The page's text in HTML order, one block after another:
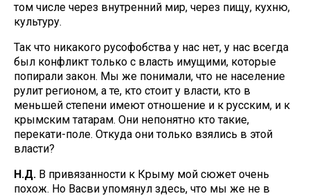
том числе через внутренний мир, через пищу, кухню,
культуру.
Так что никакого русофобства у нас нет, у нас всегда
был конфликт только с власть имущими, которые
попирали закон. Мы же понимали, что не население
рулит регионом, а те, кто стоит у власти, кто в
меньшей степени имеют отношение и к русским, и к
крымским татарам. Они непонятно кто такие,
перекати-поле. Откуда они только взялись в этой
власти?
Н.Д. В привязанности к Крыму мой сюжет очень
похож. Но Васви упомянул здесь, что мы же не в